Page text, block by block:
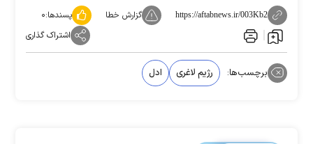
https://aftabnews.ir/003Kb2 گزارش خطا پسندها:۰
اشتراک گذاری
برچسب‌ها: رژیم لاغری ادل